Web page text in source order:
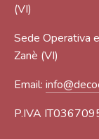
(VI)
Sede Operativa
Zanè (VI)
Email:
P.IVA